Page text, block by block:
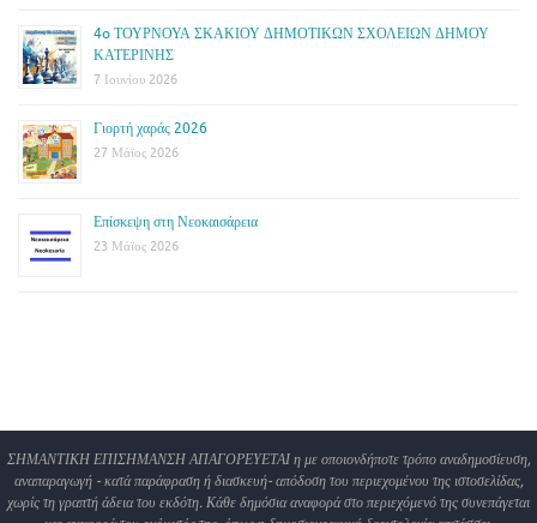
4o ΤΟΥΡΝΟΥΑ ΣΚΑΚΙΟΥ ΔΗΜΟΤΙΚΩΝ ΣΧΟΛΕΙΩΝ ΔΗΜΟΥ
ΚΑΤΕΡΙΝΗΣ
7 Ιουνίου 2026
Γιορτή χαράς 2026
27 Μάϊος 2026
Επίσκεψη στη Νεοκαισάρεια
23 Μάϊος 2026
ΣΗΜΑΝΤΙΚΗ ΕΠΙΣΗΜΑΝΣΗ ΑΠΑΓΟΡΕΥΕΤΑΙ η με οποιονδήποτε τρόπο αναδημοσίευση,
αναπαραγωγή - κατά παράφραση ή διασκευή- απόδοση του περιεχομένου της ιστοσελίδας,
χωρίς τη γραπτή άδεια του εκδότη. Κάθε δημόσια αναφορά στο περιεχόμενό της συνεπάγεται